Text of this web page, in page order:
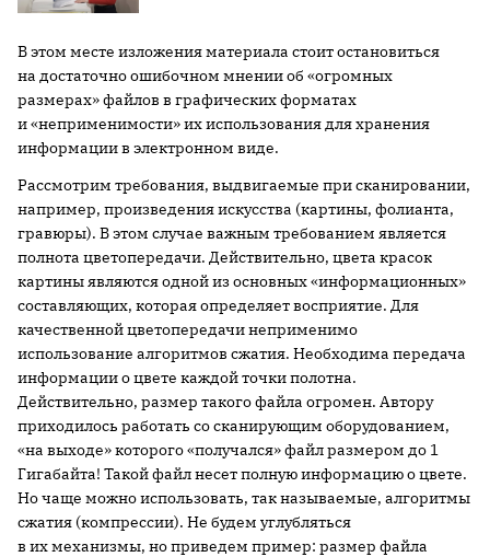
В этом месте изложения материала стоит остановиться
на достаточно ошибочном мнении об «огромных
размерах» файлов в графических форматах
и «неприменимости» их использования для хранения
информации в электронном виде.
Рассмотрим требования, выдвигаемые при сканировании,
например, произведения искусства (картины, фолианта,
гравюры). В этом случае важным требованием является
полнота цветопередачи. Действительно, цвета красок
картины являются одной из основных «информационных»
составляющих, которая определяет восприятие. Для
качественной цветопередачи неприменимо
использование алгоритмов сжатия. Необходима передача
информации о цвете каждой точки полотна.
Действительно, размер такого файла огромен. Автору
приходилось работать со сканирующим оборудованием,
«на выходе» которого «получался» файл размером до 1
Гигабайта! Такой файл несет полную информацию о цвете.
Но чаще можно использовать, так называемые, алгоритмы
сжатия (компрессии). Не будем углубляться
в их механизмы, но приведем пример: размер файла